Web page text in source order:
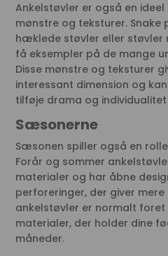
Ankelstøvler er også en
mønstre og teksturer. Snake
hæklede støvler eller støvler
få eksempler på de mange
Disse mønstre og teksturer
interessant dimension og
tilføje drama og
Sæsonerne
Sæsonen spiller også en
Forår og sommer
materialer og har åbne
perforeringer, der giver
ankelstøvler er normalt
materialer, der holder dine
måneder.